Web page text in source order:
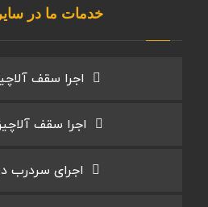
خدمات ما در
اجرا سقف
اجرا سقف
اجرای سردرب